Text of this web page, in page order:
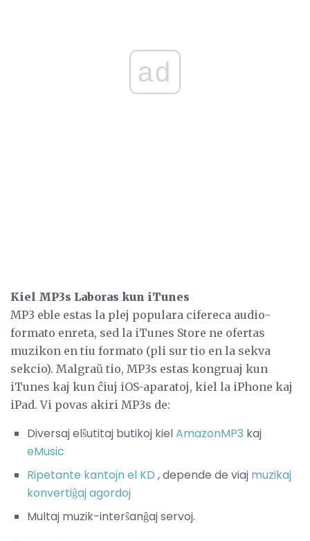
ad
Kiel MP3s Laboras kun iTunes
MP3 eble estas la plej populara cifereca audio-
formato enreta, sed la iTunes Store ne ofertas
muzikon en tiu formato (pli sur tio en la sekva
sekcio). Malgraŭ tio, MP3s estas kongruaj kun
iTunes kaj kun ĉiuj iOS-aparatoj, kiel la iPhone kaj
iPad. Vi povas akiri MP3s de:
Diversaj elŝutitaj butikoj kielAmazonMP3 kaj
eMusic
Ripetante kantojn el KD , depende de viaj muzikaj
konvertiĝaj agordoj
Multaj muzik-interŝanĝaj servoj.